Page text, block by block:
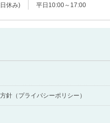
休み) 平日10:00～17:00
針（プライバシーポリシー）